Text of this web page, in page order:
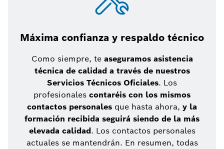
Máxima confianza y respaldo técnico
Como siempre, te aseguramos asistencia
técnica de calidad a través de nuestros
Servicios Técnicos Oficiales. Los
profesionales contaréis con los mismos
contactos personales que hasta ahora, y la
formación recibida seguirá siendo de la más
elevada calidad. Los contactos personales
actuales se mantendrán. En resumen, todas